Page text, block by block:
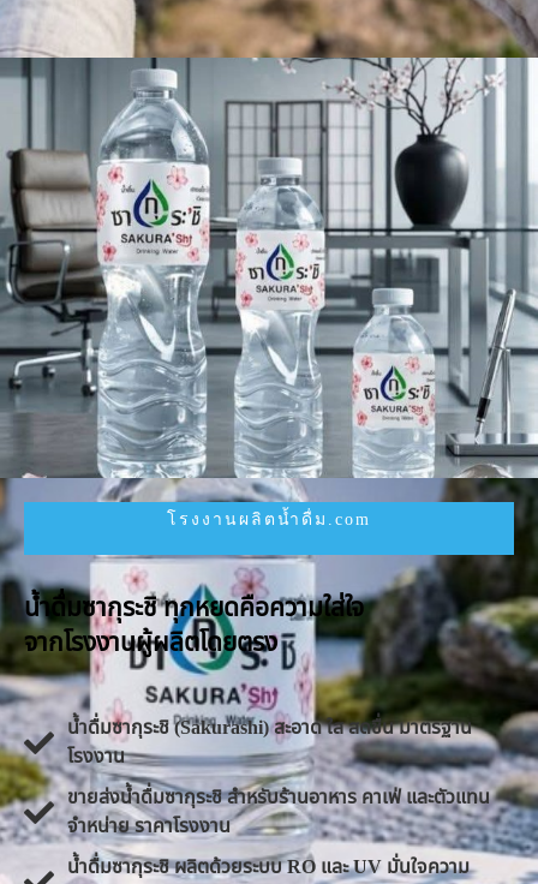
โรงงานผลิตน้ำดื่ม.com
น้ำดื่มซากุระชิ ทุกหยดคือความใส่ใจ
จากโรงงานผู้ผลิตโดยตรง
น้ำดื่มซากุระชิ (Sakurashi) สะอาด ใส สดชื่น มาตรฐาน
โรงงาน
ขายส่งน้ำดื่มซากุระชิ สำหรับร้านอาหาร คาเฟ่ และตัวแทน
จำหน่าย ราคาโรงงาน
น้ำดื่มซากุระชิ ผลิตด้วยระบบ RO และ UV มั่นใจความ